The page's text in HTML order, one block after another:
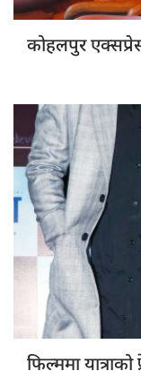
कोहलपुर
फिल्ममा यात्राको